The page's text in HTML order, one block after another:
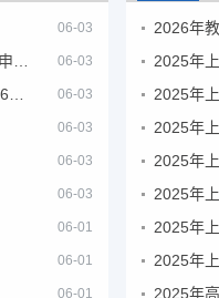
06-03
06-03
06-03
06-03
06-03
06-03
06-01
06-01
06-01
2026年
2025年
2025年
2025年
2025年
2025年